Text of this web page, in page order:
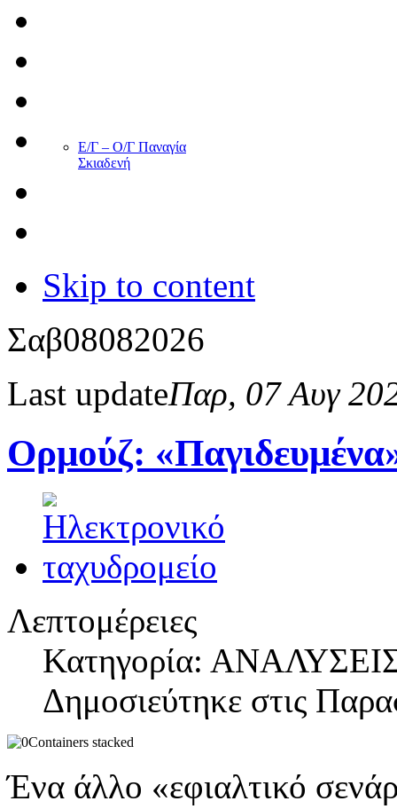
Ε/Γ – Ο/Γ Παναγία
Σκιαδενή
Skip to content
Σαβ08082026
Last updateΠαρ, 07 Αυγ
Ορμούζ:
Λεπτομέρειες
Κατηγορία:
Δημοσιεύτηκε στις
Ένα άλλο «εφιαλτικό